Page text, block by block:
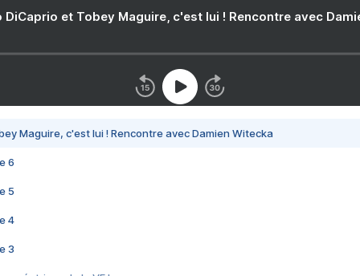
DiCaprio et Tobey Maguire, c'est lui ! Rencontre avec
Maguire, c'est lui ! Rencontre avec Damien Witecka
6
5
4
3